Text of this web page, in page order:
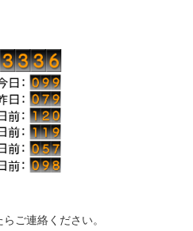
ご連絡ください。